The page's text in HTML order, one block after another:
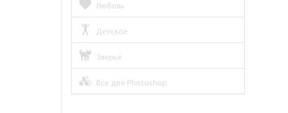
Любовь
Детское
Зверьё
Все для Photoshop